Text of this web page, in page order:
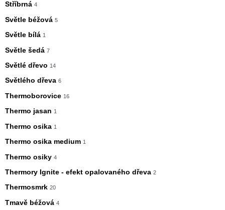
Stříbrná 4
Světle béžová 5
Světle bílá 1
Světle šedá 7
Světlé dřevo 14
Světlého dřeva 6
Thermoborovice 16
Thermo jasan 1
Thermo osika 1
Thermo osika medium 1
Thermo osiky 4
Thermory Ignite - efekt opalovaného dřeva 2
Thermosmrk 20
Tmavě béžová 4